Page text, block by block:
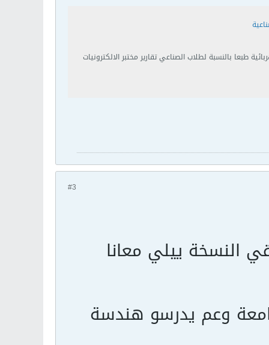
تقارير مختبر الالكترونيات (صناعي) وتقارير مختبر الدوائر الكهربائية 1 لطلاب الهندسة الكهربائية طبعا بالنسبة لطلاب الصناعي تقارير مختبر الالكترونيات
#3
النسخة ييلي معانا
وعم يدرسو هندسة